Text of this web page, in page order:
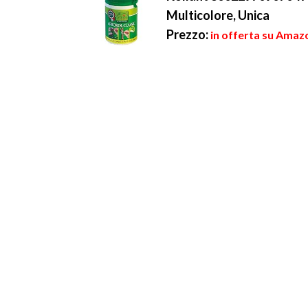
Multicolore, Unica
Prezzo: in offerta su